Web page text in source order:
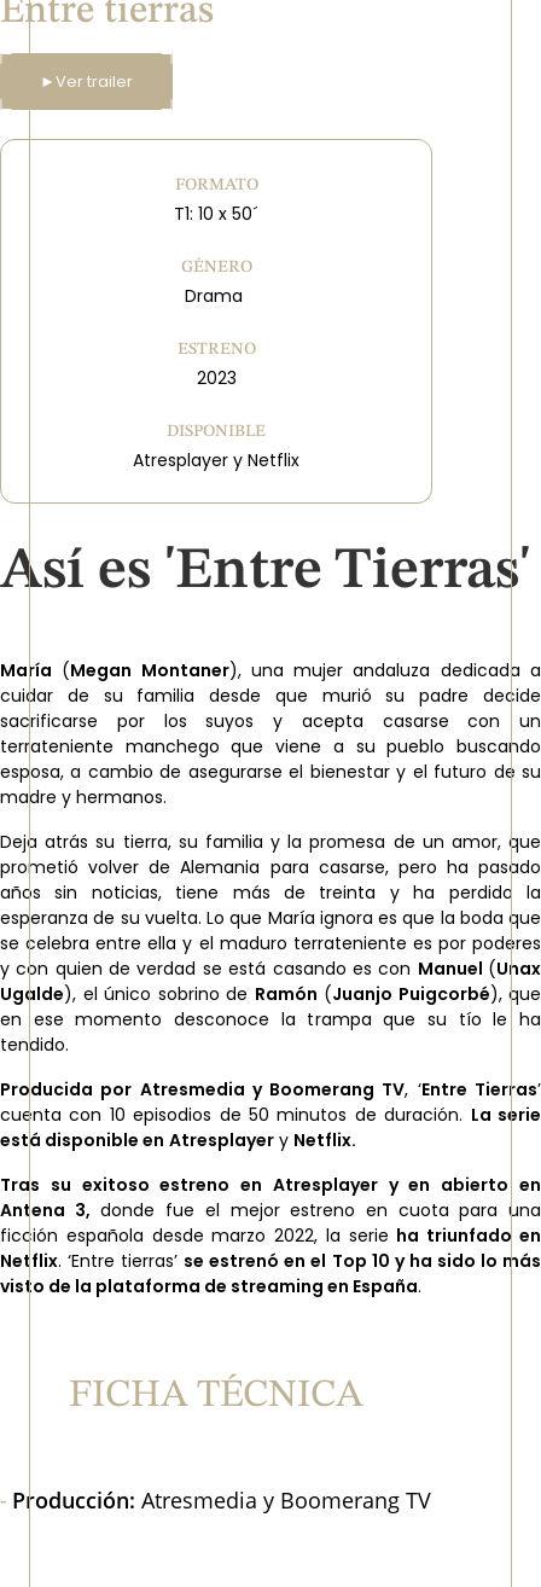
Entre tierras
►Ver trailer
FORMATO
T1: 10 x 50´
GÉNERO
Drama
ESTRENO
2023
DISPONIBLE
Atresplayer y Netflix
Así es 'Entre Tierras'
María (Megan Montaner), una mujer andaluza dedicada a
cuidar de su familia desde que murió su padre decide
sacrificarse por los suyos y acepta casarse con un
terrateniente manchego que viene a su pueblo buscando
esposa, a cambio de asegurarse el bienestar y el futuro de su
madre y hermanos.
Deja atrás su tierra, su familia y la promesa de un amor, que
prometió volver de Alemania para casarse, pero ha pasado
años sin noticias, tiene más de treinta y ha perdido la
esperanza de su vuelta. Lo que María ignora es que la boda que
se celebra entre ella y el maduro terrateniente es por poderes
y con quien de verdad se está casando es con Manuel (Unax
Ugalde), el único sobrino de Ramón (Juanjo Puigcorbé), que
en ese momento desconoce la trampa que su tío le ha
tendido.
Producida por Atresmedia y Boomerang TV, ‘Entre Tierras’
cuenta con 10 episodios de 50 minutos de duración. La serie
está disponible en Atresplayer y Netflix.
Tras su exitoso estreno en Atresplayer y en abierto en
Antena 3, donde fue el mejor estreno en cuota para una
ficción española desde marzo 2022, la serie ha triunfado en
Netflix. ‘Entre tierras’ se estrenó en el Top 10 y ha sido lo más
visto de la plataforma de streaming en España.
FICHA TÉCNICA
Producción: Atresmedia y Boomerang TV